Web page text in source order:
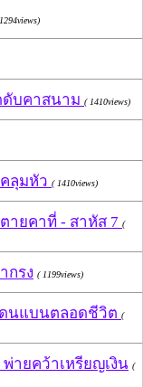
ดับคาสนาม ( 1410views)
ลุมหัว ( 1410views)
ายคาที่ - สาหัส 7 (
กรง ( 1199views)
ดนแบนตลอดชีวิต (
ายคว้าเหรียญเงิน (